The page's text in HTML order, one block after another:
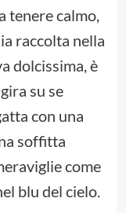
tenere calmo,
raccolta nella
dolcissima, è
su se
con una
soffitta
come
blu del cielo.